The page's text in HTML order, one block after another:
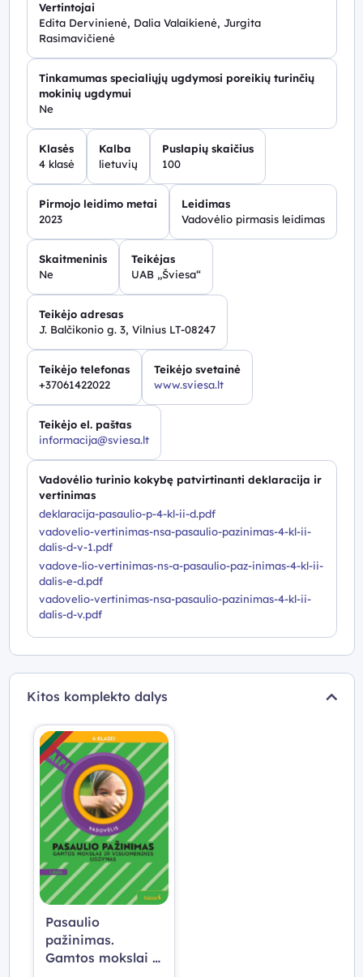
Vertintojai
Edita Dervinienė, Dalia Valaikienė, Jurgita
Rasimavičienė
Tinkamumas specialiųjų ugdymosi poreikių turinčių
mokinių ugdymui
Ne
Klasės
4 klasė
Kalba
lietuvių
Puslapių skaičius
100
Pirmojo leidimo metai
2023
Leidimas
Vadovėlio pirmasis leidimas
Skaitmeninis
Ne
Teikėjas
UAB „Šviesa“
Teikėjo adresas
J. Balčikonio g. 3, Vilnius LT-08247
Teikėjo telefonas
+37061422022
Teikėjo svetainė
www.sviesa.lt
Teikėjo el. paštas
informacija@sviesa.lt
Vadovėlio turinio kokybę patvirtinanti deklaracija ir
vertinimas
deklaracija-pasaulio-p-4-kl-ii-d.pdf
vadovelio-vertinimas-nsa-pasaulio-pazinimas-4-kl-ii-
dalis-d-v-1.pdf
vadove-lio-vertinimas-ns-a-pasaulio-paz-inimas-4-kl-ii-
dalis-e-d.pdf
vadovelio-vertinimas-nsa-pasaulio-pazinimas-4-kl-ii-
dalis-d-v.pdf
Kitos komplekto dalys
Pasaulio
pažinimas.
Gamtos mokslai ir